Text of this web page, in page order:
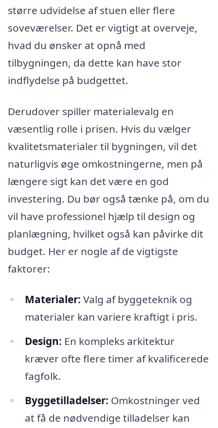
større udvidelse af stuen eller flere
soveværelser. Det er vigtigt at overveje,
hvad du ønsker at opnå med
tilbygningen, da dette kan have stor
indflydelse på budgettet.
Derudover spiller materialevalg en
væsentlig rolle i prisen. Hvis du vælger
kvalitetsmaterialer til bygningen, vil det
naturligvis øge omkostningerne, men på
længere sigt kan det være en god
investering. Du bør også tænke på, om du
vil have professionel hjælp til design og
planlægning, hvilket også kan påvirke dit
budget. Her er nogle af de vigtigste
faktorer:
Materialer: Valg af byggeteknik og
materialer kan variere kraftigt i pris.
Design: En kompleks arkitektur
kræver ofte flere timer af kvalificerede
fagfolk.
Byggetilladelser: Omkostninger ved
at få de nødvendige tilladelser kan